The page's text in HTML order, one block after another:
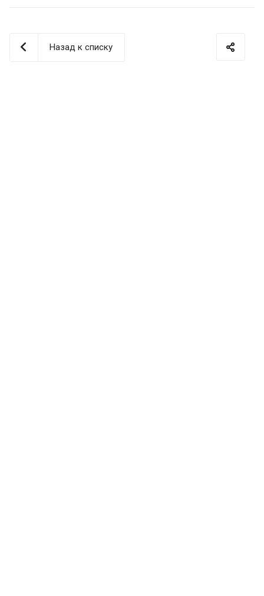
Назад к списку